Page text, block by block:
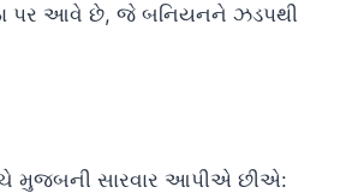
પર આવે છે, જે બનિયનને ઝડપથી
મુજબની સારવાર આપીએ છીએ: